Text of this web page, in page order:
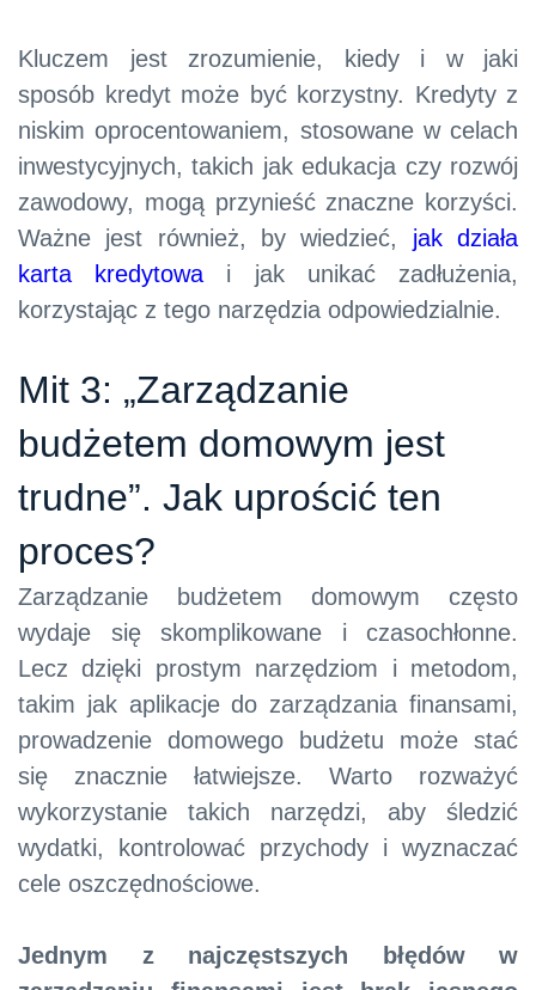
Kluczem jest zrozumienie, kiedy i w jaki
sposób kredyt może być korzystny. Kredyty z
niskim oprocentowaniem, stosowane w celach
inwestycyjnych, takich jak edukacja czy rozwój
zawodowy, mogą przynieść znaczne korzyści.
Ważne jest również, by wiedzieć, jak działa
karta kredytowa i jak unikać zadłużenia,
korzystając z tego narzędzia odpowiedzialnie.
Mit 3: „Zarządzanie
budżetem domowym jest
trudne”. Jak uprościć ten
proces?
Zarządzanie budżetem domowym często
wydaje się skomplikowane i czasochłonne.
Lecz dzięki prostym narzędziom i metodom,
takim jak aplikacje do zarządzania finansami,
prowadzenie domowego budżetu może stać
się znacznie łatwiejsze. Warto rozważyć
wykorzystanie takich narzędzi, aby śledzić
wydatki, kontrolować przychody i wyznaczać
cele oszczędnościowe.
Jednym z najczęstszych błędów w